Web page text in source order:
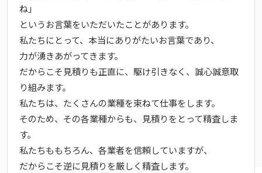
ね」
というお言葉をいただいたことがあります。
私たちにとって、本当にありがたいお言葉であり、
力が湧きあがってきます。
だからこそ見積りも正直に、駆け引きなく、誠心誠意取
り組みます。
私たちは、たくさんの業種を束ねて仕事をします。
そのため、その各業種からも、見積りをとって精査しま
す。
私たちももちろん、各業者を信頼していますが、
だからこそ逆に見積りを厳しく精査します。